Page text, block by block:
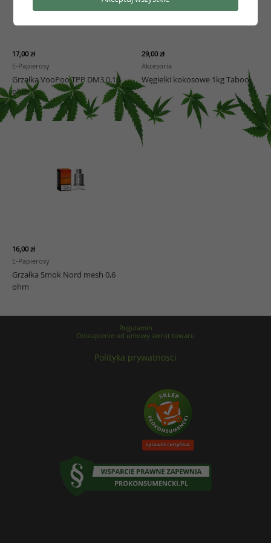
17,00 zł
E-Papierosy
Grzałka VooPoo TPP DM3 0,15
ohm
29,00 zł
Akcesoria
Węgielki kokosowe 1kg Taboo
16,00 zł
E-Papierosy
Grzałka Smok Nord mesh 0,6
ohm
Regulamin
Odstapienie od umowy zwrot towaru
Polityka prywatnosci